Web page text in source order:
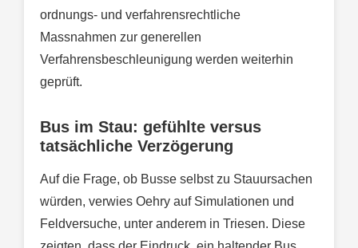
ordnungs- und verfahrensrechtliche
Massnahmen zur generellen
Verfahrensbeschleunigung werden weiterhin
geprüft.
Bus im Stau: gefühlte versus
tatsächliche Verzögerung
Auf die Frage, ob Busse selbst zu Stauursachen
würden, verwies Oehry auf Simulationen und
Feldversuche, unter anderem in Triesen. Diese